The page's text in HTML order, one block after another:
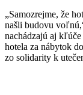
„Samozrejme, že
našli budovu
nachádzajú aj
hotela za nábytok
zo solidarity k